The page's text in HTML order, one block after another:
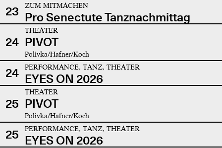
23
ZUM MITMACHEN
Pro Senectute Tanznachmittag
24
THEATER
PIVOT
Polivka/Hafner/Koch
24 PERFORMANCE, TANZ, THEATER
EYES ON 2026
25
THEATER
PIVOT
Polivka/Hafner/Koch
25 PERFORMANCE, TANZ, THEATER
EYES ON 2026